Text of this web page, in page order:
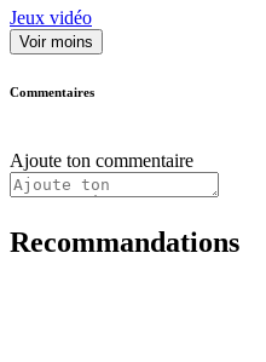
Jeux vidéo
Voir moins
Commentaires
Ajoute ton commentaire
Recommandations